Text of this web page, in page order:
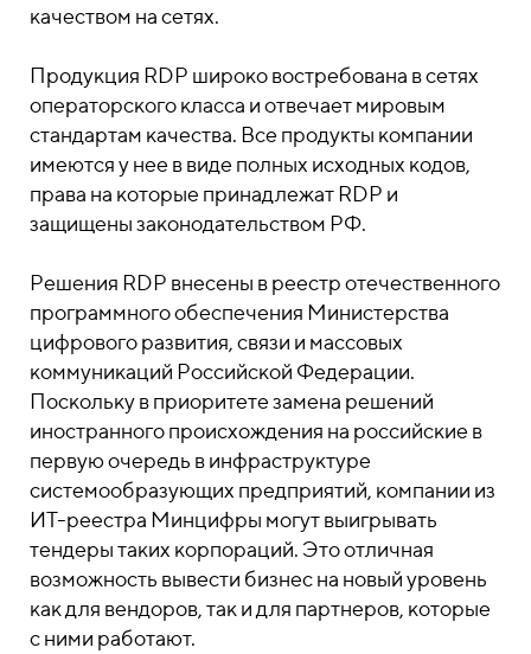
качеством на сетях.
Продукция RDP широко востребована в сетях
операторского класса и отвечает мировым
стандартам качества. Все продукты компании
имеются у нее в виде полных исходных кодов,
права на которые принадлежат RDP и
защищены законодательством РФ.
Решения RDP внесены в реестр отечественного
программного обеспечения Министерства
цифрового развития, связи и массовых
коммуникаций Российской Федерации.
Поскольку в приоритете замена решений
иностранного происхождения на российские в
первую очередь в инфраструктуре
системообразующих предприятий, компании из
ИТ-реестра Минцифры могут выигрывать
тендеры таких корпораций. Это отличная
возможность вывести бизнес на новый уровень
как для вендоров, так и для партнеров, которые
с ними работают.